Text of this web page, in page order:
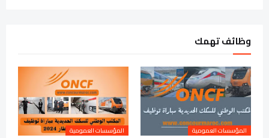
وظائف تهمك
المؤسسات العمومية المؤسسات العمومية